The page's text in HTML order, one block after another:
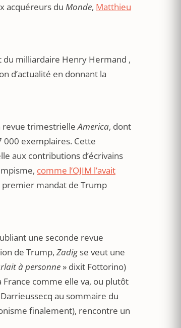
acquéreurs du Monde, Matthieu
du milliardaire Henry Hermand ,
d’actualité en donnant la
revue trimestrielleAmerica, dont
exemplaires. Cette
aux contributions d’écrivains
comme l’OJIM l’avait
mandat de Trump
une seconde revue
de Trump, Zadigse veut une
à personne » dixit Fottorino)
comme elle va, ou plutôt
au sommaire du
finalement), rencontre un